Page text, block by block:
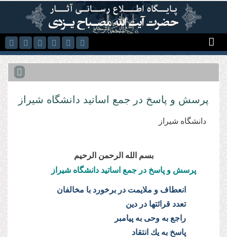
رفتن به محتوای اصلی
پرسش و پاسخ در جمع اساتید دانشگاه شیراز
دانشگاه شيراز
بسم الله الرحمن الرحیم
پرسش و پاسخ در جمع اساتید دانشگاه شیراز
انعطاف و ملایمت در برخورد با مخالفان
تعدد قرائتها در دین
راجع به وحی به پیامبر
پاسخ به یك انتقاد